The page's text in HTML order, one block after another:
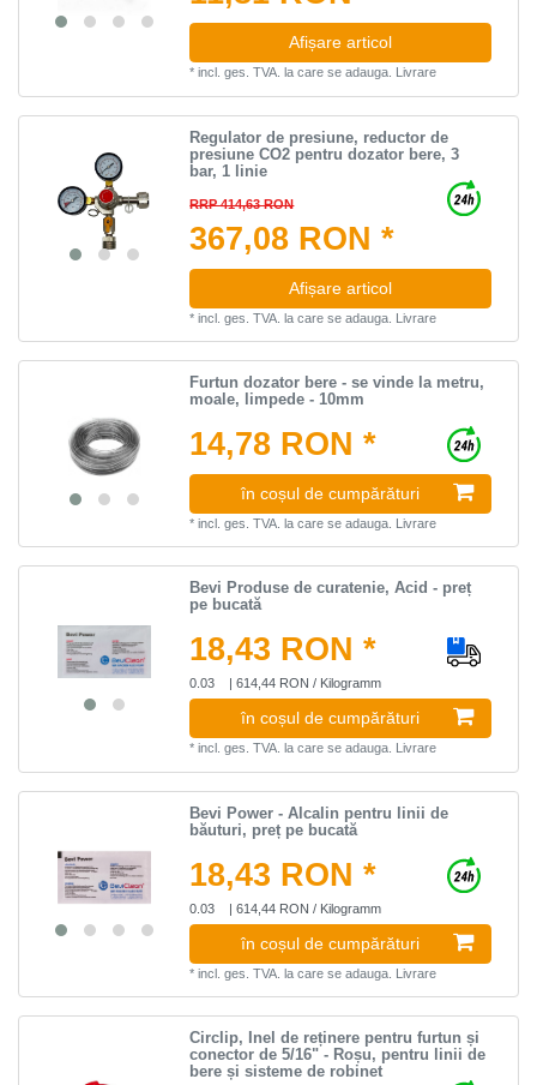
Afișare articol
*incl. ges. TVA. la care se adauga. Livrare
Regulator de presiune, reductor de
presiune CO2 pentru dozator bere, 3
bar, 1 linie
RRP 414,63 RON
367,08 RON *
Afișare articol
*incl. ges. TVA. la care se adauga. Livrare
Furtun dozator bere - se vinde la metru,
moale, limpede - 10mm
14,78 RON *
în coșul de cumpărături
*incl. ges. TVA. la care se adauga. Livrare
Bevi Produse de curatenie, Acid - preț
pe bucată
18,43 RON *
0.03 | 614,44 RON / Kilogramm
în coșul de cumpărături
*incl. ges. TVA. la care se adauga. Livrare
Bevi Power - Аlcalin pentru linii de
băuturi, preț pe bucată
18,43 RON *
0.03 | 614,44 RON / Kilogramm
în coșul de cumpărături
*incl. ges. TVA. la care se adauga. Livrare
Circlip, Inel de reținere pentru furtun și
conector de 5/16" - Roșu, pentru linii de
bere și sisteme de robinet